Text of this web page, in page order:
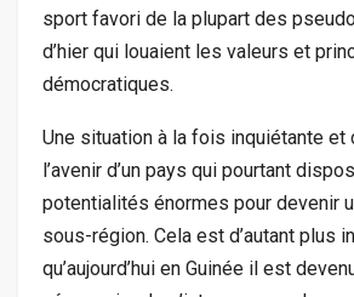
sport favori de la plupart des
d’hier qui louaient les valeurs et
démocratiques.
Une situation à la fois inquiétante et
l’avenir d’un pays qui pourtant
potentialités énormes pour devenir
sous-région. Cela est d’autant plus
qu’aujourd’hui en Guinée il est